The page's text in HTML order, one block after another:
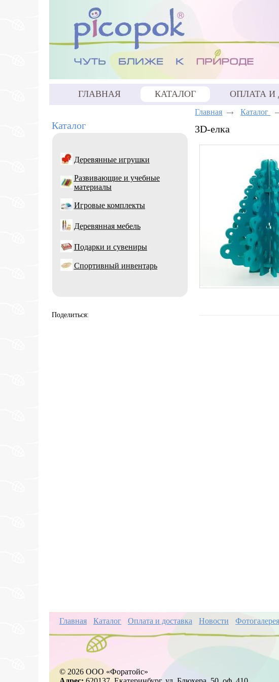
ГЛАВНАЯ КАТАЛОГ ОПЛАТА И
Каталог
Деревянные игрушки
Развивающие и учебные
материалы
Игровые комплекты
Деревянная мебель
Подарки и сувениры
Спортивный инвентарь
Поделиться:
Главная Каталог
3D-елка
Главная Каталог Оплата и доставка Новости Фотогалерея
© 2026 ООО «Форатойс»